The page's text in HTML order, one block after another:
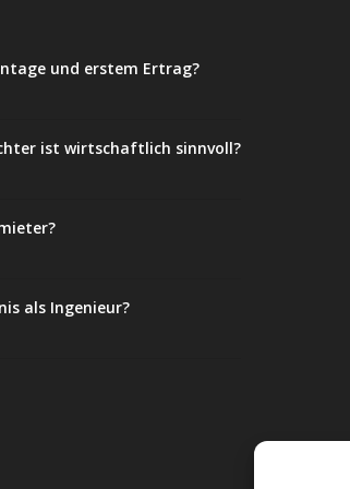
und erstem Ertrag?
ist wirtschaftlich sinnvoll?
als Ingenieur?